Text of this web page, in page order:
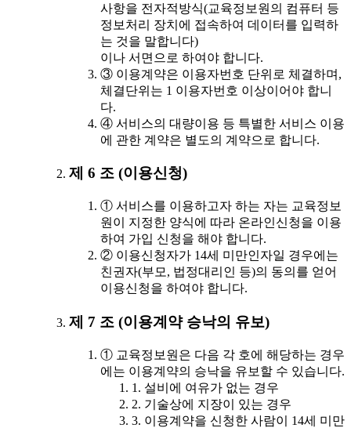
사항을 전자적방식(교육정보원의 컴퓨터 등
정보처리 장치에 접속하여 데이터를 입력하
는 것을 말합니다)
이나 서면으로 하여야 합니다.
③ 이용계약은 이용자번호 단위로 체결하며,
체결단위는 1 이용자번호 이상이어야 합니
다.
④ 서비스의 대량이용 등 특별한 서비스 이용
에 관한 계약은 별도의 계약으로 합니다.
제 6 조 (이용신청)
① 서비스를 이용하고자 하는 자는 교육정보
원이 지정한 양식에 따라 온라인신청을 이용
하여 가입 신청을 해야 합니다.
② 이용신청자가 14세 미만인자일 경우에는
친권자(부모, 법정대리인 등)의 동의를 얻어
이용신청을 하여야 합니다.
제 7 조 (이용계약 승낙의 유보)
① 교육정보원은 다음 각 호에 해당하는 경우
에는 이용계약의 승낙을 유보할 수 있습니다.
1. 설비에 여유가 없는 경우
2. 기술상에 지장이 있는 경우
3. 이용계약을 신청한 사람이 14세 미만